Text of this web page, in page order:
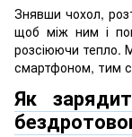
Знявши чохол,
щоб між ним і
розсіюючи тепло.
смартфоном, тим
Як